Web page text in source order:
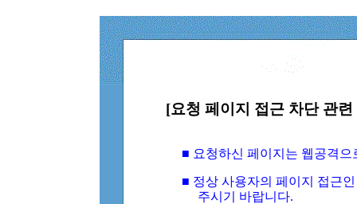
[요청 페이지 접근 차단 관
■ 요청하신 페이지는 웹공격
■ 정상 사용자의 페이지 접근
주시기 바랍니다.